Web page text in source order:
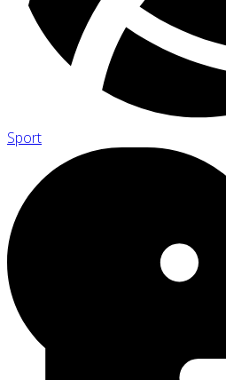
Sport